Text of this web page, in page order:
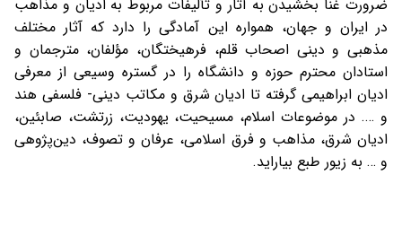
ضرورت غنا بخشیدن به آثار و تألیفات مربوط به ادیان و مذاهب
در ایران و جهان، همواره این آمادگی را دارد که آثار مختلف
مذهبی و دینی اصحاب قلم، فرهیختگان، مؤلفان، مترجمان و
استادان محترم حوزه و دانشگاه را در گستره وسیعی از معرفی
ادیان ابراهیمی گرفته تا ادیان شرق و مکاتب دینی- فلسفی هند
و …. در موضوعات اسلام، مسیحیت، یهودیت، زرتشت، صابئین،
ادیان شرق، مذاهب و فرق اسلامی، عرفان و تصوف، دین‌پژوهی
و … به زیور طبع بیاراید.